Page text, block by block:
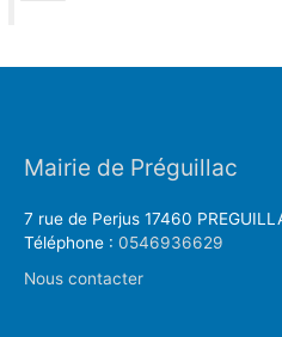
Mairie de Préguillac
7 rue de Perjus 17460
Téléphone : 0546936629
Nous contacter